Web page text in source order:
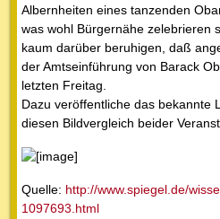
Albernheiten eines tanzenden
was wohl Bürgernähe zelebrieren
kaum darüber beruhigen, daß
der Amtseinführung von Barack
letzten Freitag.
Dazu veröffentliche das bekannte
diesen Bildvergleich beider
Quelle: http://www.spiegel.de/
1097693.html